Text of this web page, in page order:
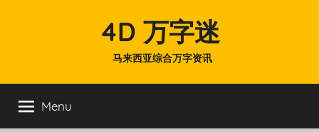
4D 万字迷
马来西亚综合万字资讯
Menu